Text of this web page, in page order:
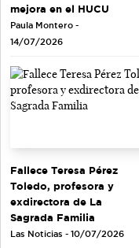
mejora en el HUCU
Paula Montero -
14/07/2026
Fallece Teresa Pérez
Toledo, profesora y
exdirectora de La
Sagrada Familia
Las Noticias - 10/07/2026